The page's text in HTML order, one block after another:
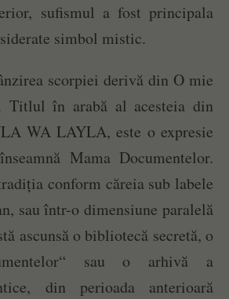
sufismul a fost principala
simbol mistic.
scorpiei derivă din O mie
Titlul în arabă al acesteia din
WA LAYLA, este o expresie
Mama Documentelor.
conform căreia sub labele
sau într-o dimensiune paralelă
ascunsă o bibliotecă secretă, o
sau o arhivă a
din perioada anterioară